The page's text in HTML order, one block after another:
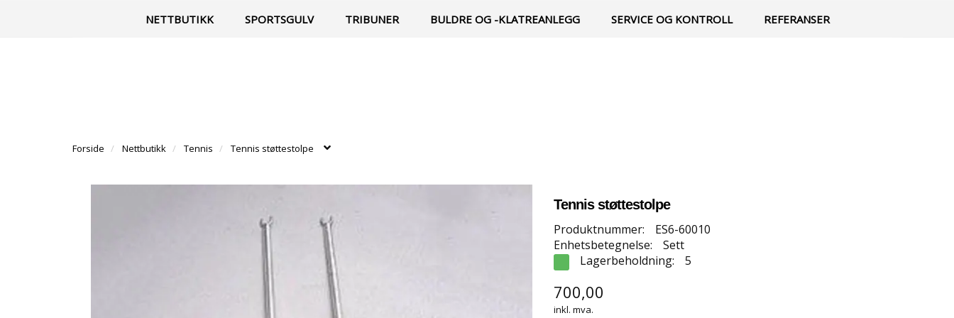
Til vår facebook-side| Kontakt Min side Infosenter Favoritter
NETTBUTIKK SPORTSGULV TRIBUNER BULDRE OG -KLATREANLEGG SERVICE OG KONTROLL REFERANSER
Forside Nettbutikk Tennis Tennis støttestolpe
Tennis støttestolpe
Produktnummer:
ES6-60010
Enhetsbetegnelse:
Sett
Lagerbeholdning:
5
700,00
inkl. mva.